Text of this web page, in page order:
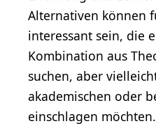
Alternativen können
interessant sein, die
Kombination aus
suchen, aber
akademischen oder
einschlagen möchten.